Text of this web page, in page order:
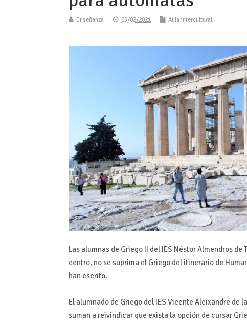
Enseñanza 05/02/2021 Aula intercultural
Las alumnas de Griego II del IES Néstor Almendros
centro, no se suprima el Griego del itinerario de
han escrito.
El alumnado de Griego del IES Vicente Aleixandre de
suman a reivindicar que exista la opción de cursar